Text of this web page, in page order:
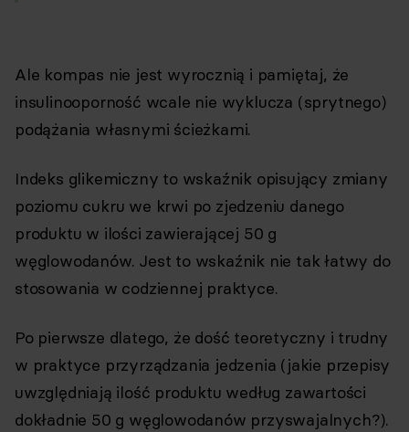
Ale kompas nie jest wyrocznią i pamiętaj, że
insulinooporność wcale nie wyklucza (sprytnego)
podążania własnymi ścieżkami.
Indeks glikemiczny to wskaźnik opisujący zmiany
poziomu cukru we krwi po zjedzeniu danego
produktu w ilości zawierającej 50 g
węglowodanów. Jest to wskaźnik nie tak łatwy do
stosowania w codziennej praktyce.
Po pierwsze dlatego, że dość teoretyczny i trudny
w praktyce przyrządzania jedzenia (jakie przepisy
uwzględniają ilość produktu według zawartości
dokładnie 50 g węglowodanów przyswajalnych?).